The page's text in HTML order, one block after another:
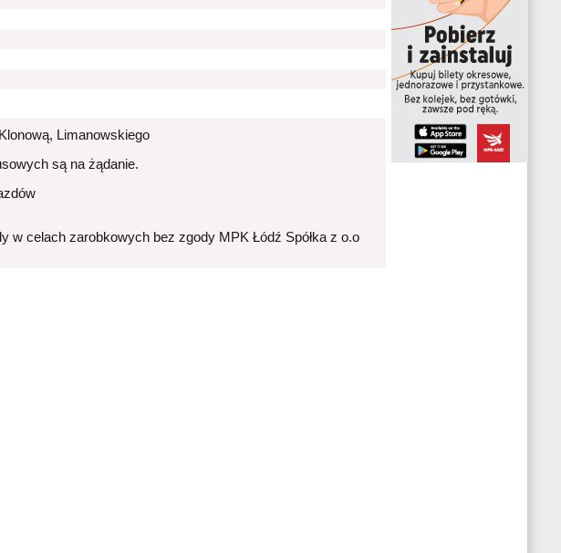
Limanowskiego
są na żądanie.
w celach zarobkowych bez zgody MPK Łódź Spółka z o.o